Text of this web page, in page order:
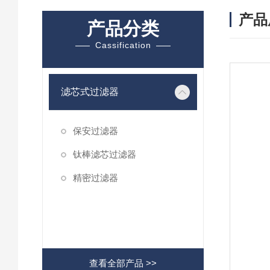
产品分类
Cassification
滤芯式过滤器
保安过滤器
钛棒滤芯过滤器
精密过滤器
查看全部产品 >>
产